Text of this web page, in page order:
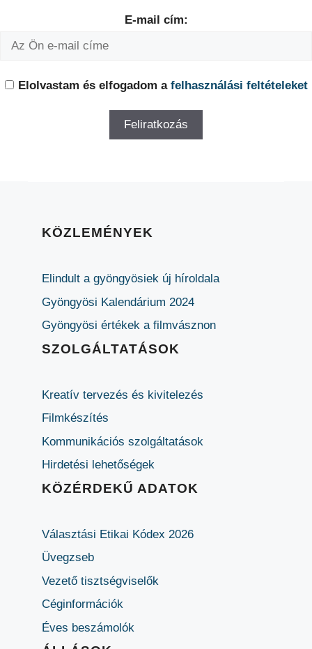
E-mail cím:
Elolvastam és elfogadom a felhasználási feltételeket
KÖZLEMÉNYEK
Elindult a gyöngyösiek új híroldala
Gyöngyösi Kalendárium 2024
Gyöngyösi értékek a filmvásznon
SZOLGÁLTATÁSOK
Kreatív tervezés és kivitelezés
Filmkészítés
Kommunikációs szolgáltatások
Hirdetési lehetőségek
KÖZÉRDEKŰ ADATOK
Választási Etikai Kódex 2026
Üvegzseb
Vezető tisztségviselők
Céginformációk
Éves beszámolók